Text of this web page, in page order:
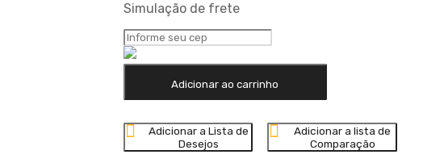
Simulação de frete
LAMINA
PARACHOQUE
A3
AUDI
Adicionar ao carrinho
Adicionar a lista de
Comparação
Adicionar a Lista de
Desejos